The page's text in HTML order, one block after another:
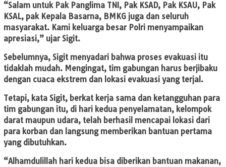
“Salam untuk Pak Panglima TNI, Pak KSAD, Pak KSAU, Pak
KSAL, pak Kepala Basarna, BMKG juga dan seluruh
masyarakat. Kami keluarga besar Polri menyampaikan
apresiasi,” ujar Sigit.
Sebelumnya, Sigit menyadari bahwa proses evakuasi itu
tidaklah mudah. Mengingat, tim gabungan harus berjibaku
dengan cuaca ekstrem dan lokasi evakuasi yang terjal.
Tetapi, kata Sigit, berkat kerja sama dan ketangguhan para
tim gabungan itu, di hari kedua penyelamatan, kelompok
darat maupun udara, telah berhasil mencapai lokasi dari
para korban dan langsung memberikan bantuan pertama
yang dibutuhkan.
“Alhamdulillah hari kedua bisa diberikan bantuan makanan,